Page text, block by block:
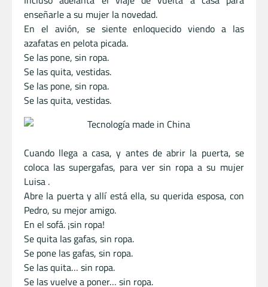
enseñarle a su mujer la novedad.
En el avión, se siente enloquecido viendo a las
azafatas en pelota picada.
Se las pone, sin ropa.
Se las quita, vestidas.
Se las pone, sin ropa.
Se las quita, vestidas.
Cuando llega a casa, y antes de abrir la puerta, se
coloca las supergafas, para ver sin ropa a su mujer
Luisa .
Abre la puerta y allí está ella, su querida esposa, con
Pedro, su mejor amigo.
En el sofá. ¡sin ropa!
Se quita las gafas, sin ropa.
Se pone las gafas, sin ropa.
Se las quita… sin ropa.
Se las vuelve a poner… sin ropa.